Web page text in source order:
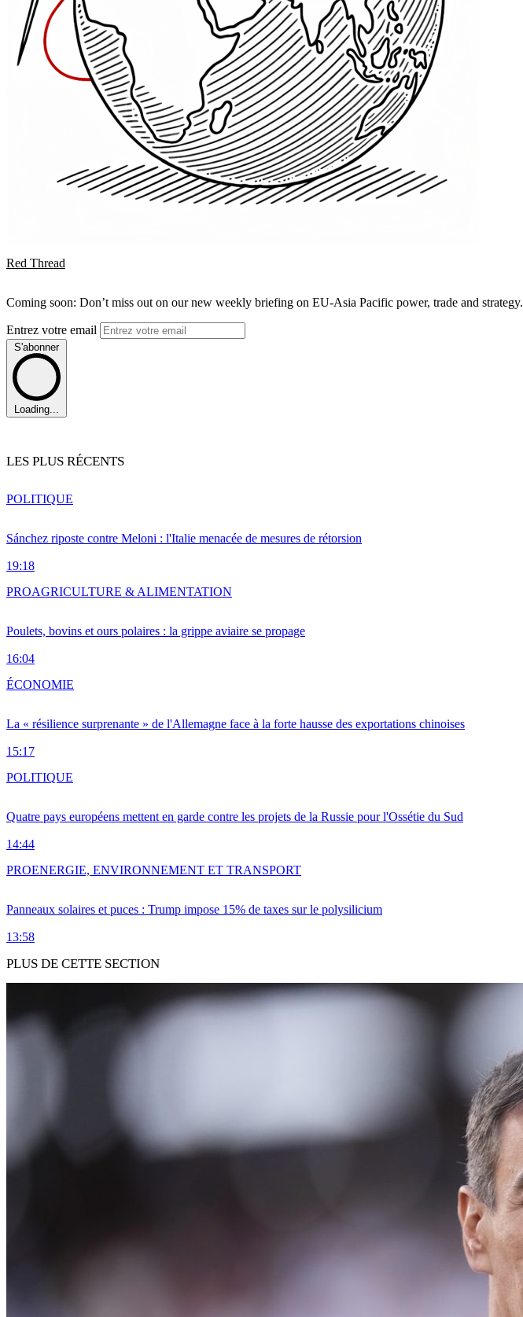
Red Thread
Coming soon: Don’t miss out on our new weekly briefing on EU-Asia Pacific power, trade and strategy.
Entrez votre email
S'abonner
Loading...
LES PLUS RÉCENTS
Sánchez riposte contre Meloni : l'Italie menacée de mesures de rétorsion
19:18
POLITIQUE
Poulets, bovins et ours polaires : la grippe aviaire se propage
16:04
PROAGRICULTURE & ALIMENTATION
La « résilience surprenante » de l'Allemagne face à la forte hausse des exportations chinoises
15:17
ÉCONOMIE
Quatre pays européens mettent en garde contre les projets de la Russie pour l'Ossétie du Sud
14:44
POLITIQUE
Panneaux solaires et puces : Trump impose 15% de taxes sur le polysilicium
13:58
PROENERGIE, ENVIRONNEMENT ET TRANSPORT
PLUS DE CETTE SECTION